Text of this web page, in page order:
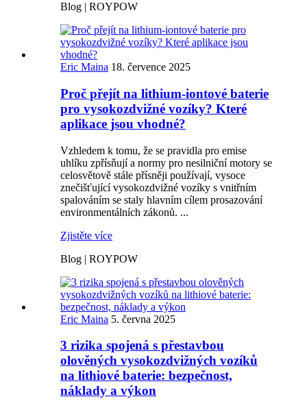
Blog | ROYPOW
Eric Maina 18. července 2025
Proč přejít na lithium-iontové baterie
pro vysokozdvižné vozíky? Které
aplikace jsou vhodné?
Vzhledem k tomu, že se pravidla pro emise
uhlíku zpřísňují a normy pro nesilniční motory se
celosvětově stále přísněji používají, vysoce
znečišťující vysokozdvižné vozíky s vnitřním
spalováním se staly hlavním cílem prosazování
environmentálních zákonů. ...
Zjistěte více
Blog | ROYPOW
Eric Maina 5. června 2025
3 rizika spojená s přestavbou
olověných vysokozdvižných vozíků
na lithiové baterie: bezpečnost,
náklady a výkon